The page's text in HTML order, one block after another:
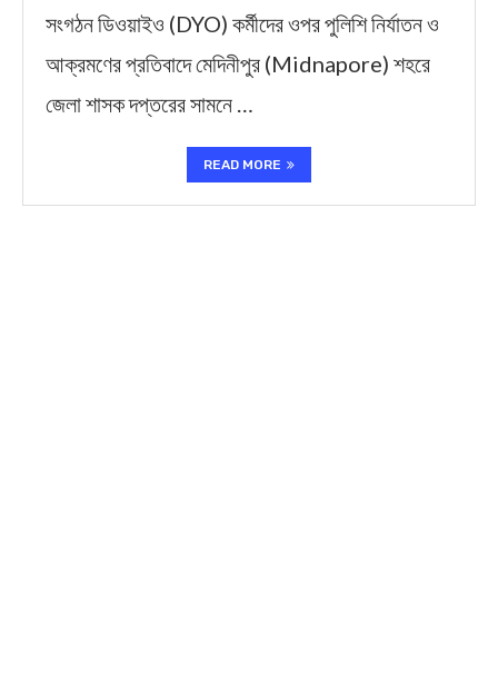
সংগঠন ডিওয়াইও (DYO) কর্মীদের ওপর পুলিশি নির্যাতন ও
আক্রমণের প্রতিবাদে মেদিনীপুর (Midnapore) শহরে
জেলা শাসক দপ্তরের সামনে …
READ MORE